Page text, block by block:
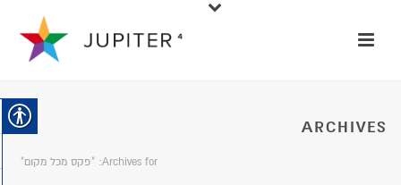
ARCHIVES
Archives for: "פקס מכל מקום"